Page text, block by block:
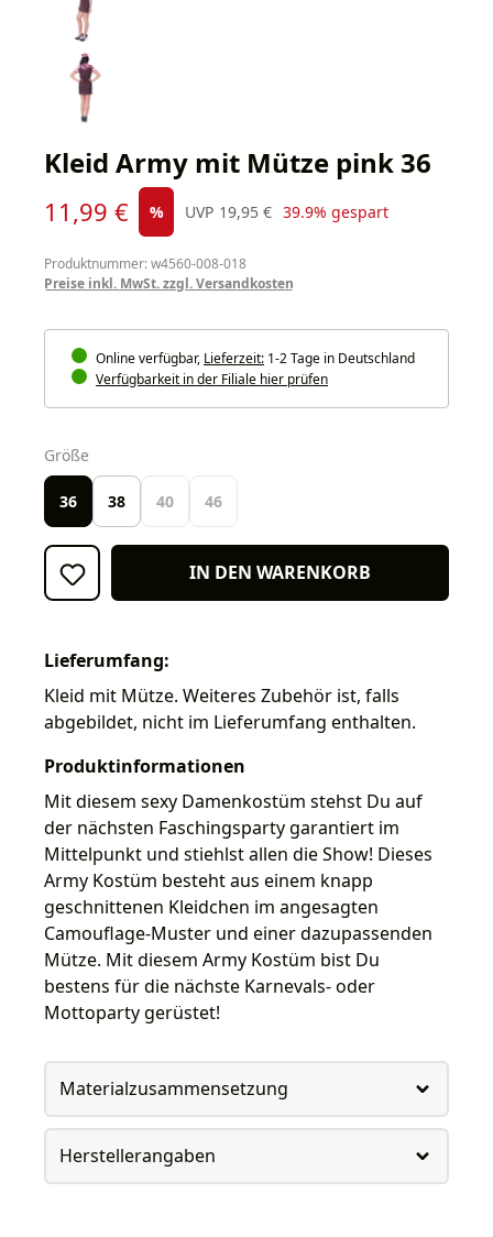
Kleid Army mit Mütze pink 36
Verkaufspreis:
11,99 € % UVP
Regulärer Preis:
19,95 € 39.9% gespart
Produktnummer: w4560-008-018
Preise inkl. MwSt. zzgl. Versandkosten
Online verfügbar, Lieferzeit: 1-2 Tage in Deutschland
Verfügbarkeit in der Filiale hier prüfen
Größe
36 38 40 46
IN DEN WARENKORB
Lieferumfang:
Kleid mit Mütze. Weiteres Zubehör ist, falls
abgebildet, nicht im Lieferumfang enthalten.
Produktinformationen
Mit diesem sexy Damenkostüm stehst Du auf
der nächsten Faschingsparty garantiert im
Mittelpunkt und stiehlst allen die Show! Dieses
Army Kostüm besteht aus einem knapp
geschnittenen Kleidchen im angesagten
Camouflage-Muster und einer dazupassenden
Mütze. Mit diesem Army Kostüm bist Du
bestens für die nächste Karnevals- oder
Mottoparty gerüstet!
Materialzusammensetzung
Herstellerangaben